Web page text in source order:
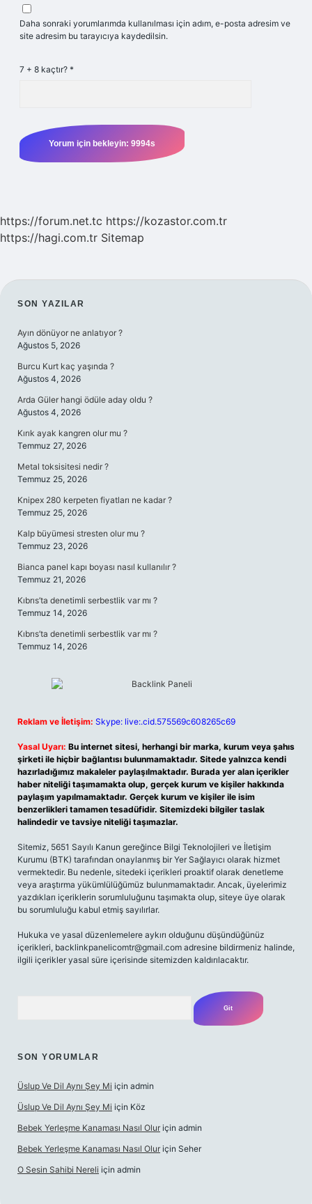
Daha sonraki yorumlarımda kullanılması için adım, e-posta adresim ve
site adresim bu tarayıcıya kaydedilsin.
7 + 8 kaçtır? *
https://forum.net.tc https://kozastor.com.tr
https://hagi.com.tr Sitemap
SIDEBAR
SON YAZILAR
Ayın dönüyor ne anlatıyor ?
Ağustos 5, 2026
Burcu Kurt kaç yaşında ?
Ağustos 4, 2026
Arda Güler hangi ödüle aday oldu ?
Ağustos 4, 2026
Kırık ayak kangren olur mu ?
Temmuz 27, 2026
Metal toksisitesi nedir ?
Temmuz 25, 2026
Knipex 280 kerpeten fiyatları ne kadar ?
Temmuz 25, 2026
Kalp büyümesi stresten olur mu ?
Temmuz 23, 2026
Bianca panel kapı boyası nasıl kullanılır ?
Temmuz 21, 2026
Kıbrıs’ta denetimli serbestlik var mı ?
Temmuz 14, 2026
Kıbrıs’ta denetimli serbestlik var mı ?
Temmuz 14, 2026
Reklam ve İletişim: Skype: live:.cid.575569c608265c69
Yasal Uyarı: Bu internet sitesi, herhangi bir marka, kurum veya şahıs
şirketi ile hiçbir bağlantısı bulunmamaktadır. Sitede yalnızca kendi
hazırladığımız makaleler paylaşılmaktadır. Burada yer alan içerikler
haber niteliği taşımamakta olup, gerçek kurum ve kişiler hakkında
paylaşım yapılmamaktadır. Gerçek kurum ve kişiler ile isim
benzerlikleri tamamen tesadüfidir. Sitemizdeki bilgiler taslak
halindedir ve tavsiye niteliği taşımazlar.
Sitemiz, 5651 Sayılı Kanun gereğince Bilgi Teknolojileri ve İletişim
Kurumu (BTK) tarafından onaylanmış bir Yer Sağlayıcı olarak hizmet
vermektedir. Bu nedenle, sitedeki içerikleri proaktif olarak denetleme
veya araştırma yükümlülüğümüz bulunmamaktadır. Ancak, üyelerimiz
yazdıkları içeriklerin sorumluluğunu taşımakta olup, siteye üye olarak
bu sorumluluğu kabul etmiş sayılırlar.
Hukuka ve yasal düzenlemelere aykırı olduğunu düşündüğünüz
içerikleri, backlinkpanelicomtr@gmail.com adresine bildirmeniz halinde,
ilgili içerikler yasal süre içerisinde sitemizden kaldırılacaktır.
SON YORUMLAR
Üslup Ve Dil Aynı Şey Mi için admin
Üslup Ve Dil Aynı Şey Mi için Köz
Bebek Yerleşme Kanaması Nasıl Olur için admin
Bebek Yerleşme Kanaması Nasıl Olur için Seher
O Sesin Sahibi Nereli için admin